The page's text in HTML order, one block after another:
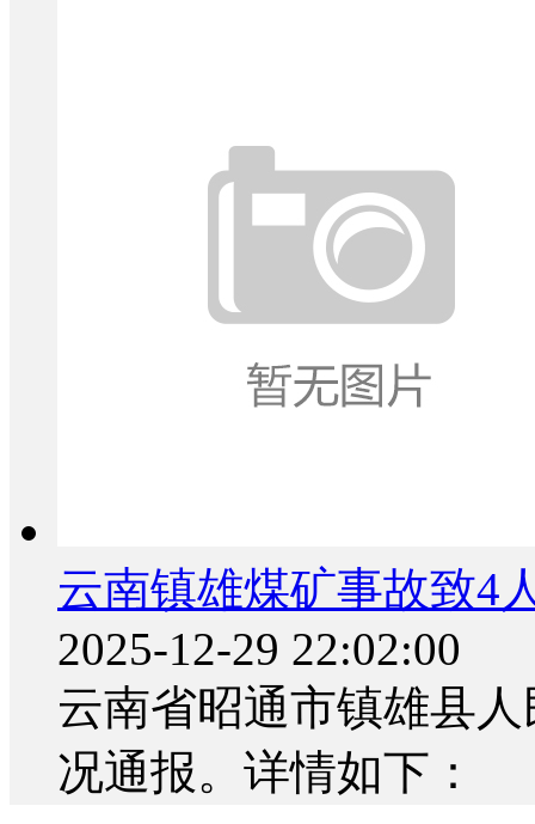
云南镇雄煤矿事故致4
2025-12-29 22:02:00
云南省昭通市镇雄县
况通报。详情如下：